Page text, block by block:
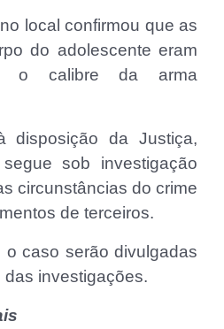
local confirmou que as
do adolescente eram
o calibre da arma
disposição da Justiça,
sob investigação
circunstâncias do crime
de terceiros.
o caso serão divulgadas
investigações.